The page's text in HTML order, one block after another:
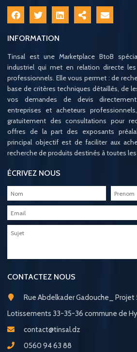
INFORMATION
Tinsal est une Marketplace BtoB
industriel qui met en relation directe
professionnels. Elle vous permet : de
base de critères techniques détaillés, de
vos demandes de devis
entreprises et acheteurs
gratuitement des consultations pour
offres de la part des exposants
principal objectif est de faciliter aux
recherche de produits destinés à toutes
ÉCRIVEZ NOUS
CONTACTEZ NOUS
Rue Abdelkader Gadouche_
Lotissements 33-35-36 commune de
contact@tinsal.dz
0560 94 63 88